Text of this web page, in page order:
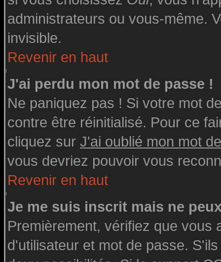
administrateurs ou vous-même.
invisible.
Revenir en haut
J'ai perdu mon mot de passe !
Ne paniquez pas ! Si votre mot
contre être réinitialisé. Pour ce
cliquez sur J'ai oublié mon mot
vous devriez pouvoir vous
Revenir en haut
Je me suis inscrit mais ne
Premièrement, vérifiez que
d'utilisateur et mot de passe.